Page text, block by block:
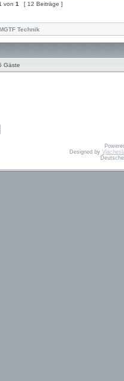
von 1 [ 12 Beiträge ]
Technik
Gäste
Designed by